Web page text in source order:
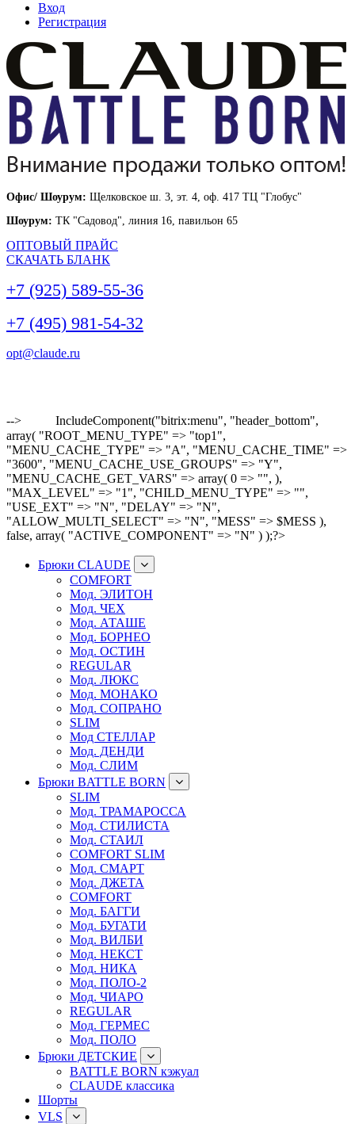
Вход
Регистрация
Офис/ Шоурум: Щелковское ш. 3, эт. 4, оф. 417 ТЦ "Глобус"
Шоурум: ТК "Садовод", линия 16, павильон 65
ОПТОВЫЙ ПРАЙС
СКАЧАТЬ БЛАНК
+7 (925) 589-55-36
+7 (495) 981-54-32
opt@claude.ru
-->
IncludeComponent("bitrix:menu", "header_bottom",
array( "ROOT_MENU_TYPE" => "top1",
"MENU_CACHE_TYPE" => "A", "MENU_CACHE_TIME" =>
"3600", "MENU_CACHE_USE_GROUPS" => "Y",
"MENU_CACHE_GET_VARS" => array( 0 => "", ),
"MAX_LEVEL" => "1", "CHILD_MENU_TYPE" => "",
"USE_EXT" => "N", "DELAY" => "N",
"ALLOW_MULTI_SELECT" => "N", "MESS" => $MESS ),
false, array( "ACTIVE_COMPONENT" => "N" ) );?>
Брюки CLAUDE
COMFORT
Мод. ЭЛИТОН
Мод. ЧЕХ
Мод. АТАШЕ
Мод. БОРНЕО
Мод. ОСТИН
REGULAR
Мод. ЛЮКС
Мод. МОНАКО
Мод. СОПРАНО
SLIM
Мод СТЕЛЛАР
Мод. ДЕНДИ
Мод. СЛИМ
Брюки BATTLE BORN
SLIM
Мод. ТРАМАРОССА
Мод. СТИЛИСТА
Мод. СТАИЛ
COMFORT SLIM
Мод. СМАРТ
Мод. ДЖЕТА
COMFORT
Мод. БАГГИ
Мод. БУГАТИ
Мод. ВИЛБИ
Мод. НЕКСТ
Мод. НИКА
Мод. ПОЛО-2
Мод. ЧИАРО
REGULAR
Мод. ГЕРМЕС
Мод. ПОЛО
Брюки ДЕТСКИЕ
BATTLE BORN кэжуал
CLAUDE классика
Шорты
VLS